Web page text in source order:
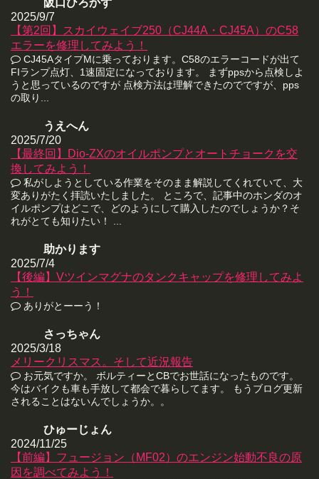
2025/9/7
【第2回】スカイウェイブ250（CJ44A・CJ45A）のC58
エラーを修理してみよう！
CJ45AタイプMに乗っております。C58のエラーコードが出て
FIランプ点灯、1速固定になっております。 まずppsから点検しよ
うと思っているのですが 点検方法は理解できたのでですが、pps
の取り...
うえへん
2025/7/20
【最終回】Dio-ZXのオイルポンプとオートチョークを交
換してみよう！
私がしようとしている作業をそのまま解説してくれていて、大
変ありがたく拝読いたしました。 ところで、記事中のホンダのオ
イルポンプはどこで、どのようにして購入したのでしょうか？そ
れがとても知りたい！ ...
助かります
2025/7/4
【後編】Vツインマグナのタンクキャップを修理してみよ
う！
ありがとーーう！
さっちゃん
2025/3/18
メリークリスマス。そして近況報告
お元気ですか。 ボルティーとCBでお世話になったものです。
今はバイクも車も手放して都会で暮らしてます。 もうブログ更新
されることはないんでしょうか。。
ひゅーじょん
2024/11/25
【前編】フュージョン（MF02）のエンジン始動不良の原
因を調べてみよう！